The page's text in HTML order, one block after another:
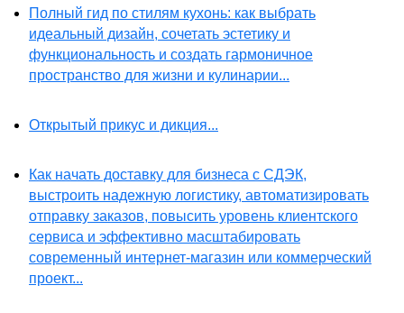
Полный гид по стилям кухонь: как выбрать
идеальный дизайн, сочетать эстетику и
функциональность и создать гармоничное
пространство для жизни и кулинарии...
Открытый прикус и дикция...
Как начать доставку для бизнеса с СДЭК,
выстроить надежную логистику, автоматизировать
отправку заказов, повысить уровень клиентского
сервиса и эффективно масштабировать
современный интернет-магазин или коммерческий
проект...